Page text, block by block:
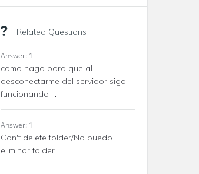
Related Questions
Answer: 1
como hago para que al
desconectarme del servidor siga
funcionando ...
Answer: 1
Can't delete folder/No puedo
eliminar folder